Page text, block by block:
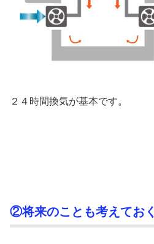
２４時間換気が基本です。
②将来のことも考えておく